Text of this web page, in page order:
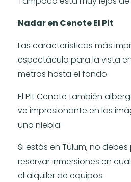
Nadar en Cenote El Pit
Las características más
espectáculo para la vista
metros hasta el fondo.
El Pit Cenote también
ve impresionante en las
una niebla.
Si estás en Tulum, no
reservar inmersiones en
el alquiler de equipos.